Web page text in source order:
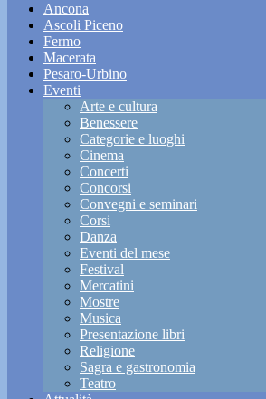
Ancona
Ascoli Piceno
Fermo
Macerata
Pesaro-Urbino
Eventi
Arte e cultura
Benessere
Categorie e luoghi
Cinema
Concerti
Concorsi
Convegni e seminari
Corsi
Danza
Eventi del mese
Festival
Mercatini
Mostre
Musica
Presentazione libri
Religione
Sagra e gastronomia
Teatro